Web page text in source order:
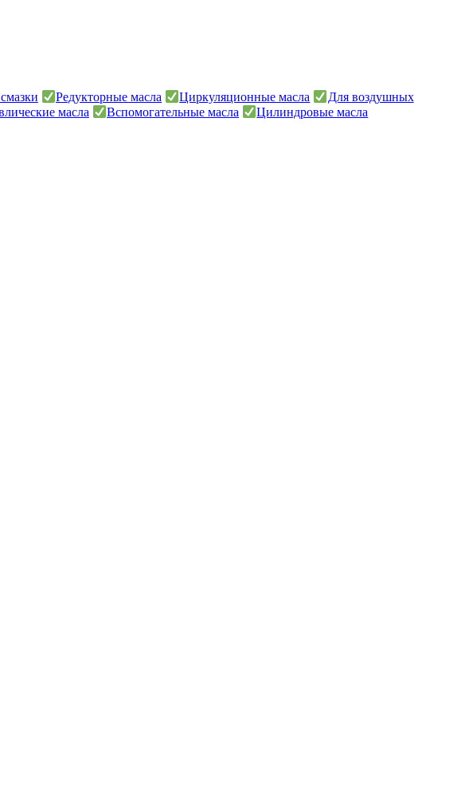
Редукторные масла Циркуляционные масла
Для воздушных
масла Вспомогательные масла Цилиндровые масла